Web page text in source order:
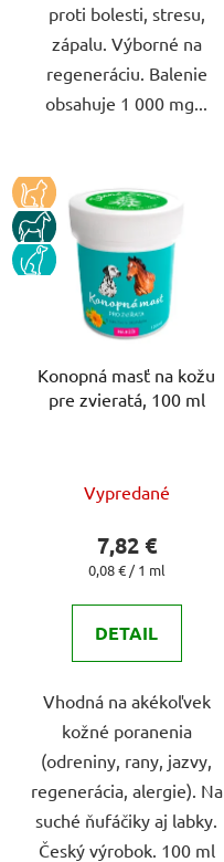
proti bolesti, stresu,
zápalu. Výborné na
regeneráciu. Balenie
obsahuje 1 000 mg...
KOCKA
KUN
PES
Konopná masť na kožu
pre zvieratá, 100 ml
hodnotenie
je
Vypredané
7,82 €
Jednotková
0,08 € / 1 ml
DETAIL
Vhodná na akékoľvek
kožné poranenia
(odreniny, rany, jazvy,
regenerácia, alergie). Na
suché ňufáčiky aj labky.
Český výrobok. 100 ml